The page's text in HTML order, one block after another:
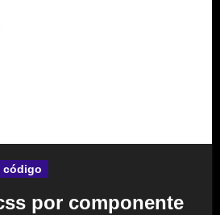
código
por componente